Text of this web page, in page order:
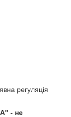
регуляція
- не